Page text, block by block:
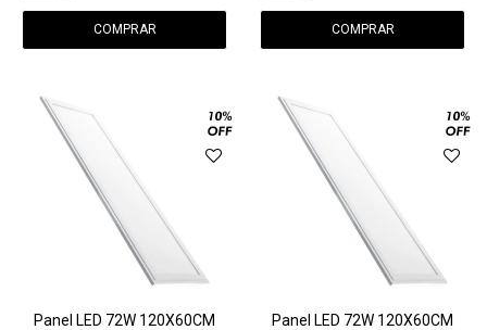
Panel LED 72W 120X60CM
Panel LED 72W 120X60CM